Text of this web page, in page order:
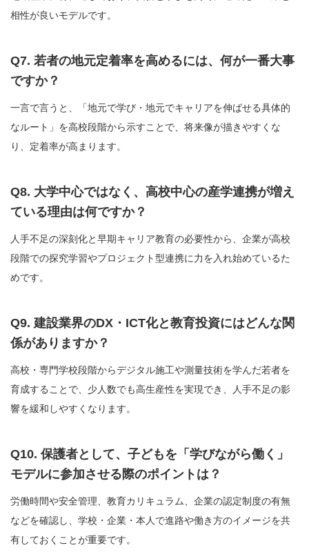
相性が良いモデルです。
Q7. 若者の地元定着率を高めるには、何が一番大事
ですか？
一言で言うと、「地元で学び・地元でキャリアを伸ばせる具体的
なルート」を高校段階から示すことで、将来像が描きやすくな
り、定着率が高まります。
Q8. 大学中心ではなく、高校中心の産学連携が増え
ている理由は何ですか？
人手不足の深刻化と早期キャリア教育の必要性から、企業が高校
段階での探究学習やプロジェクト型連携に力を入れ始めているた
めです。
Q9. 建設業界のDX・ICT化と教育投資にはどんな関
係がありますか？
高校・専門学校段階からデジタル施工や測量技術を学んだ若者を
育成することで、少人数でも高生産性を実現でき、人手不足の影
響を緩和しやすくなります。
Q10. 保護者として、子どもを「学びながら働く」
モデルに参加させる際のポイントは？
労働時間や安全管理、教育カリキュラム、企業の認定制度の有無
などを確認し、学校・企業・本人で進路や働き方のイメージを共
有しておくことが重要です。